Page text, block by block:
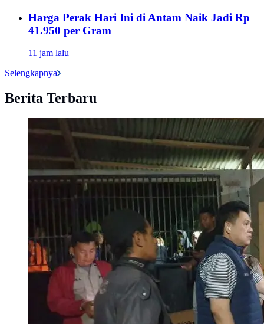
Harga Perak Hari Ini di Antam Naik Jadi Rp
41.950 per Gram
11 jam lalu
Selengkapnya
Berita Terbaru